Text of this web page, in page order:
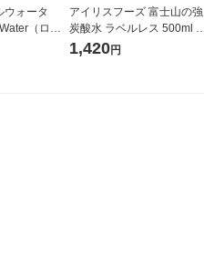
ウォータ
（ロハ
ラベルレ
アイリスフーズ 富士山の強
炭酸水 ラベルレス 500ml 1
箱（24本入）
1,420円